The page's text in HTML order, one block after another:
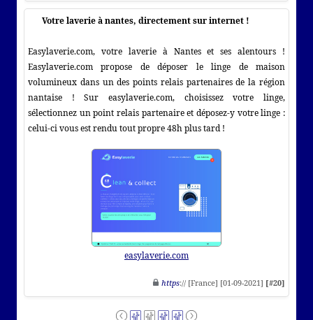
Votre laverie à nantes, directement sur internet !
Easylaverie.com, votre laverie à Nantes et ses alentours !
Easylaverie.com propose de déposer le linge de maison
volumineux dans un des points relais partenaires de la région
nantaise ! Sur easylaverie.com, choisissez votre linge,
sélectionnez un point relais partenaire et déposez-y votre linge :
celui-ci vous est rendu tout propre 48h plus tard !
easylaverie.com
https:// [France] [01-09-2021] [#20]